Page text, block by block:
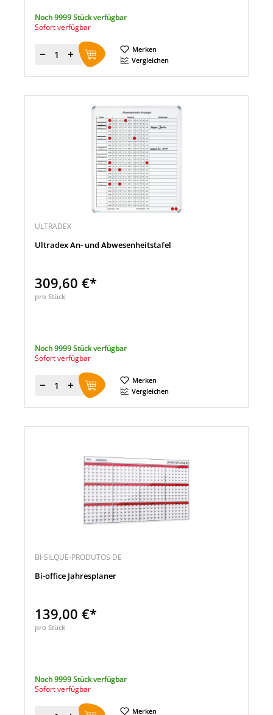
Noch 9999 Stück verfügbar
Sofort verfügbar
Menge
Merken
Vergleichen
ULTRADEX
Ultradex An- und Abwesenheitstafel
309,60 €*
pro Stück
Noch 9999 Stück verfügbar
Sofort verfügbar
Menge
Merken
Vergleichen
BI-SILQUE-PRODUTOS DE
Bi-office Jahresplaner
139,00 €*
pro Stück
Noch 9999 Stück verfügbar
Sofort verfügbar
Merken